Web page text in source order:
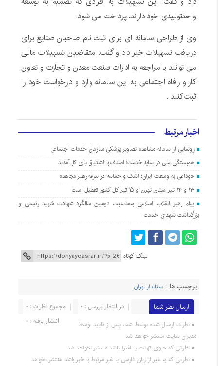
واحدتولیدی خود دارند، پرداخت می شود.
وی از طراحی سامانه ای برای ثبت نام صاحبان صنایع برای
دریافت تسهیلات خبر داد و گفت: متقاضیان تسهیلات مالی
می توانند با مراجعه به ادارات صنعت معدن و تجارت و تعاون
کار و رفاه اجتماعی به این سامانه وارد و درخواست خود را
ثبت کنند .
اخبار مرتبط
رونمایی از سامانه مشاهده تصاویر پزشکی سازمان خدمات اجتماعی
همبستگی ملی در سایه خدمت؛ اصناف با اشتیاق پای کار آمدند
«وداعی به وسعت ایران؛ اشک و حماسه در بدرقه رهبر مجاهد»
۱۳ و ۱۴ تیر استان تهران و ۱۵ تیر کل کشور تعطیل است
پیام رهبر انقلاب اسلامی به‌مناسبت دومین سالگرد شهادت شهید رئیسی و
بزرگداشت شهدای خدمت
لینک کوتاه
برچسب ها : استاندار تهران
ارسال نظر شما مجموع نظرات : 0
در انتظار بررسی : 0
انتشار یافته : 0
نظرات ارسال شده توسط شما، پس از تایید توسط
مدیران سایت منتشر خواهد شد.
نظراتی که حاوی تهمت یا افترا باشد منتشر نخواهد شد.
نظراتی که به غیر از زبان فارسی یا غیر مرتبط با خبر باشد منتشر نخواهد